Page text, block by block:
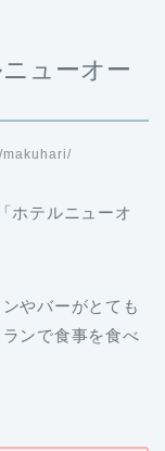
ューオー
ンで食事を食べ